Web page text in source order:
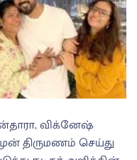
விக்னேஷ்
திருமணம் செய்து